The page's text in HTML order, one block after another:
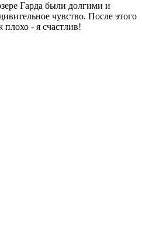
Гарда были долгими и
чувство. После этого
- я счастлив!